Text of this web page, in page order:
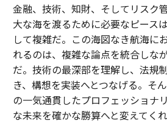
金融、技術、知財、そしてリスク
大な海を渡るために必要なピース
して複雑だ。この海図なき航海に
れるのは、複雑な論点を統合しな
だ。技術の最深部を理解し、法規
き、構想を実装へとつなげる。そ
の一気通貫したプロフェッショナ
な未来を確かな勝算へと変えてくれ